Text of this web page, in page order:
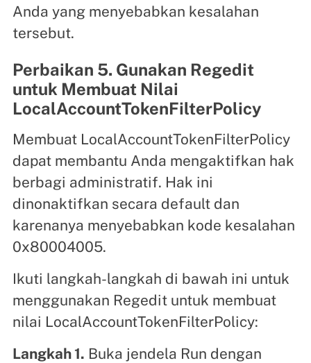
Anda yang menyebabkan kesalahan
tersebut.
Perbaikan 5. Gunakan Regedit
untuk Membuat Nilai
LocalAccountTokenFilterPolicy
Membuat LocalAccountTokenFilterPolicy
dapat membantu Anda mengaktifkan hak
berbagi administratif. Hak ini
dinonaktifkan secara default dan
karenanya menyebabkan kode kesalahan
0x80004005.
Ikuti langkah-langkah di bawah ini untuk
menggunakan Regedit untuk membuat
nilai LocalAccountTokenFilterPolicy:
Langkah 1. Buka jendela Run dengan